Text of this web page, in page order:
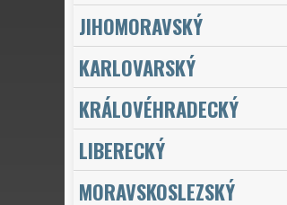
JIHOMORAVSKÝ
KARLOVARSKÝ
KRÁLOVÉHRADECKÝ
LIBERECKÝ
MORAVSKOSLEZSKÝ